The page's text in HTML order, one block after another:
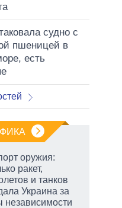
судно с
пшеницей в
есть
оружия:
ракет,
и танков
Украина за
независимости